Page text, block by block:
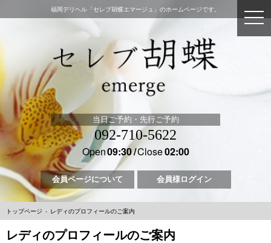
福岡デリヘル「セレブ胡蝶エマージュ」のホームページです。
当日ご予約・先行ご予約
092-710-5622
Open09:30 Close02:00
会員ページについて 会員様ログイン
トップページ レディのプロフィールのご案内
レディのプロフィールのご案内